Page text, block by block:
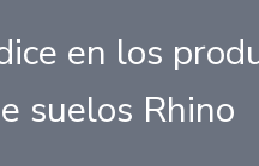
en los
suelos Rhino